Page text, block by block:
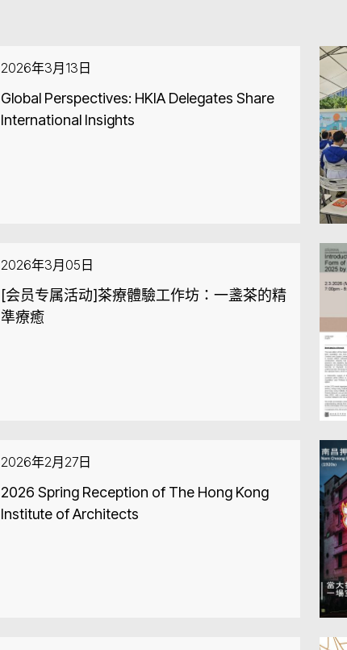
2026年3月13日
Global Perspectives: HKIA Delegates Share
International Insights
2026年3月05日
[会员专属活动]茶療體驗工作坊：一盞茶的精
準療癒
2026年2月27日
2026 Spring Reception of The Hong Kong
Institute of Architects